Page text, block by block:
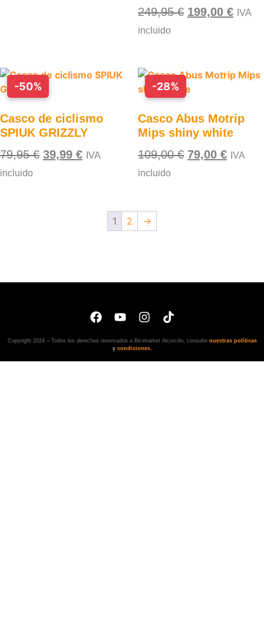
249,95€ 199,00 € IVA
incluido
-50%
Casco de ciclismo
SPIUK GRIZZLY
79,95€ 39,99 € IVA
incluido
-28%
Casco Abus Motrip
Mips shiny white
109,00€ 79,00 € IVA
incluido
1 2 →
Copyright 2024 – Todos los derechos reservados a Bicimarket Alcorcón, consulte nuestras políticas
y condiciones.